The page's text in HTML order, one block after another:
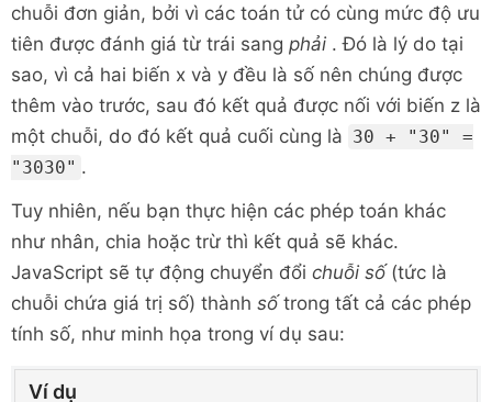
chuỗi đơn giản, bởi vì các toán tử có cùng mức độ ưu
tiên được đánh giá từ trái sang phải . Đó là lý do tại
sao, vì cả hai biến x và y đều là số nên chúng được
thêm vào trước, sau đó kết quả được nối với biến z là
một chuỗi, do đó kết quả cuối cùng là 30 + "30" =
"3030" .
Tuy nhiên, nếu bạn thực hiện các phép toán khác
như nhân, chia hoặc trừ thì kết quả sẽ khác.
JavaScript sẽ tự động chuyển đổi chuỗi số(tức là
chuỗi chứa giá trị số) thành sốtrong tất cả các phép
tính số, như minh họa trong ví dụ sau:
Ví dụ